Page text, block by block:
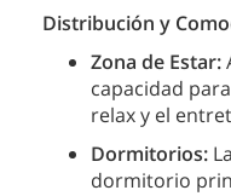
Distribución y
Zona de Estar:
capacidad
relax y el
Dormitorios:
dormitorio